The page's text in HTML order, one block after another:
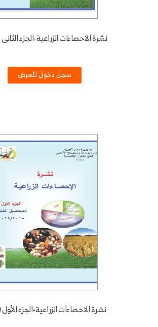
نشرة الاحصاءات الزراعية-الجزء الثانى 2020
سجل دخول للعرض
نشرة الاحصاءات الزراعية-الجزء الأول 2019